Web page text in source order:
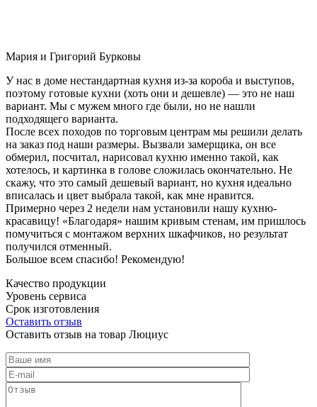
Мария и Григорий Бурковы
У нас в доме нестандартная кухня из-за короба и выступов,
поэтому готовые кухни (хоть они и дешевле) — это не наш
вариант. Мы с мужем много где были, но не нашли
подходящего варианта.
После всех походов по торговым центрам мы решили делать
на заказ под наши размеры. Вызвали замерщика, он все
обмерил, посчитал, нарисовал кухню именно такой, как
хотелось, и картинка в голове сложилась окончательно. Не
скажу, что это самый дешевый вариант, но кухня идеально
вписалась и цвет выбрала такой, как мне нравится.
Примерно через 2 недели нам установили нашу кухню-
красавицу! «Благодаря» нашим кривым стенам, им пришлось
помучиться с монтажом верхних шкафчиков, но результат
получился отменный.
Большое всем спасибо! Рекомендую!
Качество продукции
Уровень сервиса
Срок изготовления
Оставить отзыв
Оставить отзыв на товар Люциус